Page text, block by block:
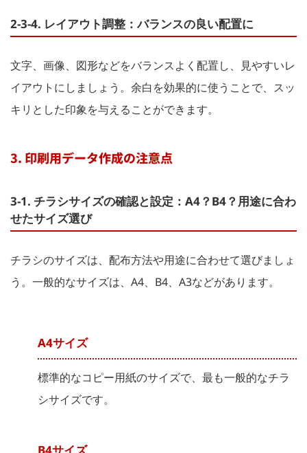
2-3-4. レイアウト調整：バランスの良い配置に
文字、画像、図形などをバランスよく配置し、見やすいレ
イアウトにしましょう。余白を効果的に使うことで、スッ
キリとした印象を与えることができます。
3. 印刷用データ作成の注意点
3-1. チラシサイズの確認と設定：A4？B4？用途に合わ
せたサイズ選び
チラシのサイズは、配布方法や用途に合わせて選びましょ
う。一般的なサイズは、A4、B4、A3などがあります。
A4サイズ
標準的なコピー用紙のサイズで、最も一般的なチラ
シサイズです。
B4サイズ